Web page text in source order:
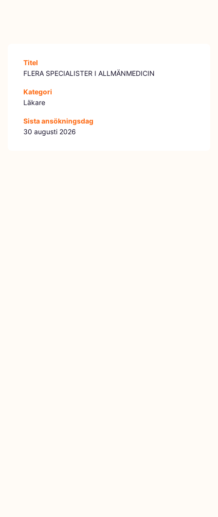
Titel
FLERA SPECIALISTER I ALLMÄNMEDICIN
Kategori
Läkare
Sista ansökningsdag
30 augusti 2026